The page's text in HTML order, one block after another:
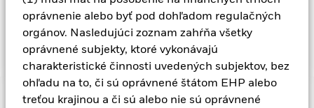
oprávnenie alebo byť pod dohľadom regulačných
orgánov. Nasledujúci zoznam zahŕňa všetky
oprávnené subjekty, ktoré vykonávajú
charakteristické činnosti uvedených subjektov, bez
ohľadu na to, či sú oprávnené štátom EHP alebo
treťou krajinou a či sú alebo nie sú oprávnené
mať negatívny dopad na hodnotu investícií do Fondu v
porovnaní s fondom bez takého výberu.
Dôležitá informácia: Rizikový kapitál.Hodnota investícií a